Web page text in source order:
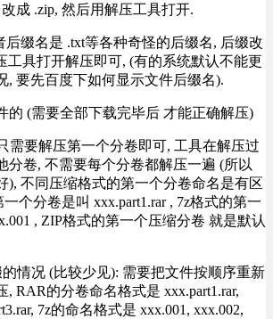
成 .zip, 然后用解压工具打开.
后缀名是 .txt等各种奇怪的后缀名, 后缀改
工具打开解压即可, (有的系统默认不能更
, 要先百度下如何显示文件后缀名).
的 (需要全部下载完毕后 才能正确解压)
需要解压第一个分卷即可, 工具在解压过
分卷, 不需要每个分卷都解压一遍 (所以
), 不同压缩格式的第一个分卷命名是有区
个分卷是叫 xxx.part1.rar , 7z格式的第一
, ZIP格式的第一个压缩分卷 就是默认
情况 (比较少见): 需要把文件按顺序重新
, RAR的分卷命名格式是 xxx.part1.rar,
7z的命名格式是 xxx.001, xxx.002,